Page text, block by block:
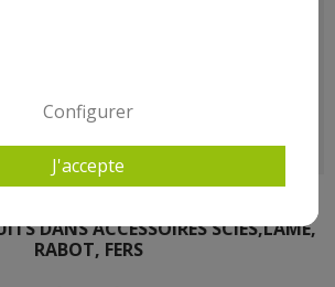
DANS ACCESSOIRES SCIES,LAME,
RABOT, FERS
Configurer
J'accepte